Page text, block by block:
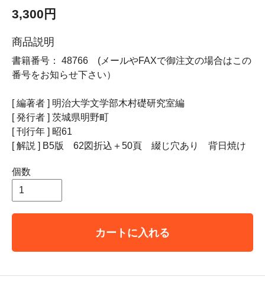
3,300円
商品説明
書籍番号： 48766 (メールやFAXで御注文の場合はこの
番号をお知らせ下さい）
[ 編著者 ] 明治大学文学部木村礎研究室編
[ 発行者 ] 茨城県明野町
[ 刊行年 ] 昭61
[ 解説 ] B5版 62図折込＋50頁 綴じ穴あり 背日焼け
個数
カートに入れる